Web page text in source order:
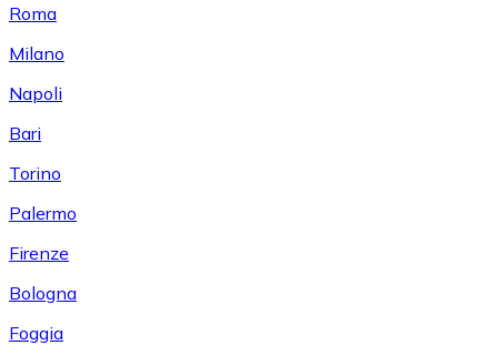
Roma
Milano
Napoli
Bari
Torino
Palermo
Firenze
Bologna
Foggia